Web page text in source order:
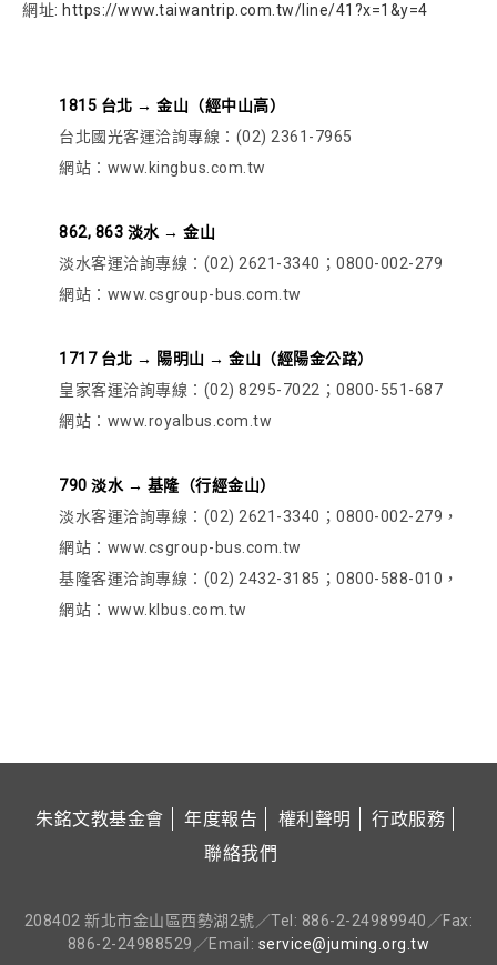
網址: https://www.taiwantrip.com.tw/line/41?x=1&y=4
1815 台北 → 金山（經中山高）
台北國光客運洽詢專線：(02) 2361-7965
網站：www.kingbus.com.tw
862, 863 淡水 → 金山
淡水客運洽詢專線：(02) 2621-3340；0800-002-279
網站：www.csgroup-bus.com.tw
1717 台北 → 陽明山 → 金山（經陽金公路）
皇家客運洽詢專線：(02) 8295-7022；0800-551-687
網站：www.royalbus.com.tw
790 淡水 → 基隆（行經金山）
淡水客運洽詢專線：(02) 2621-3340；0800-002-279，
網站：www.csgroup-bus.com.tw
基隆客運洽詢專線：(02) 2432-3185；0800-588-010，
網站：www.klbus.com.tw
朱銘文教基金會 年度報告 權利聲明
行政服務
聯絡我們
208402 新北市金山區西勢湖2號／Tel: 886-2-24989940／Fax:
886-2-24988529／Email: service@juming.org.tw